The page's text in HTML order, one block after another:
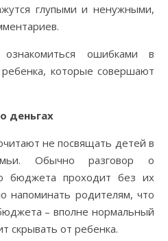
глупыми и ненужными,
ошибками в
которые совершают
деньгах
не посвящать детей в
Обычно разговор о
бюджета проходит без их
напоминать родителям, что
– вполне нормальный
скрывать от ребенка.